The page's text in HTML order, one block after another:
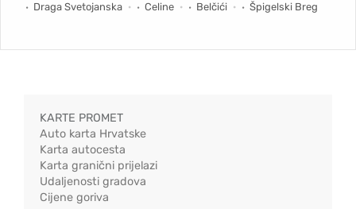
Draga Svetojanska
Celine Belčići Špigelski Breg
KARTE PROMET
Auto karta Hrvatske
Karta autocesta
Karta granični prijelazi
Udaljenosti gradova
Cijene goriva